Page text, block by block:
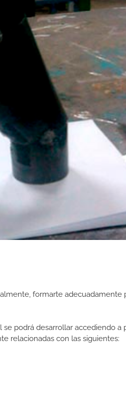
formarte adecuadamente
podrá desarrollar accediendo a
relacionadas con las siguientes: